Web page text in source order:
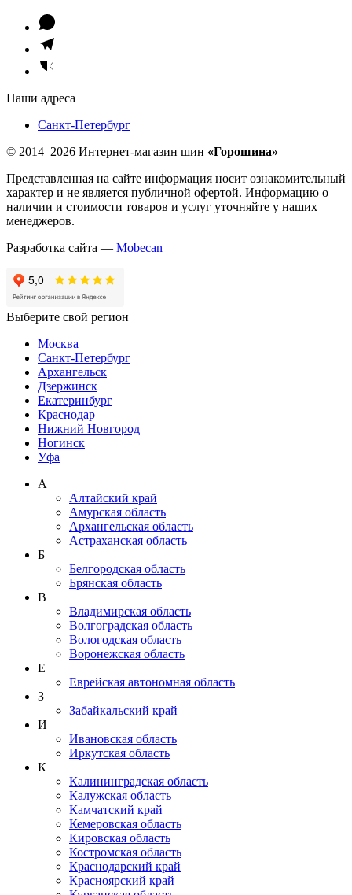
Наши адреса
Санкт-Петербург
© 2014–2026 Интернет-магазин шин «Горошина»
Представленная на сайте информация носит ознакомительный
характер и не является публичной офертой. Информацию о
наличии и стоимости товаров и услуг уточняйте у наших
менеджеров.
Разработка сайта — Mobecan
Выберите свой регион
Москва
Санкт-Петербург
Архангельск
Дзержинск
Екатеринбург
Краснодар
Нижний Новгород
Ногинск
Уфа
А
Алтайский край
Амурская область
Архангельская область
Астраханская область
Б
Белгородская область
Брянская область
В
Владимирская область
Волгоградская область
Вологодская область
Воронежская область
Е
Еврейская автономная область
З
Забайкальский край
И
Ивановская область
Иркутская область
К
Калининградская область
Калужская область
Камчатский край
Кемеровская область
Кировская область
Костромская область
Краснодарский край
Красноярский край